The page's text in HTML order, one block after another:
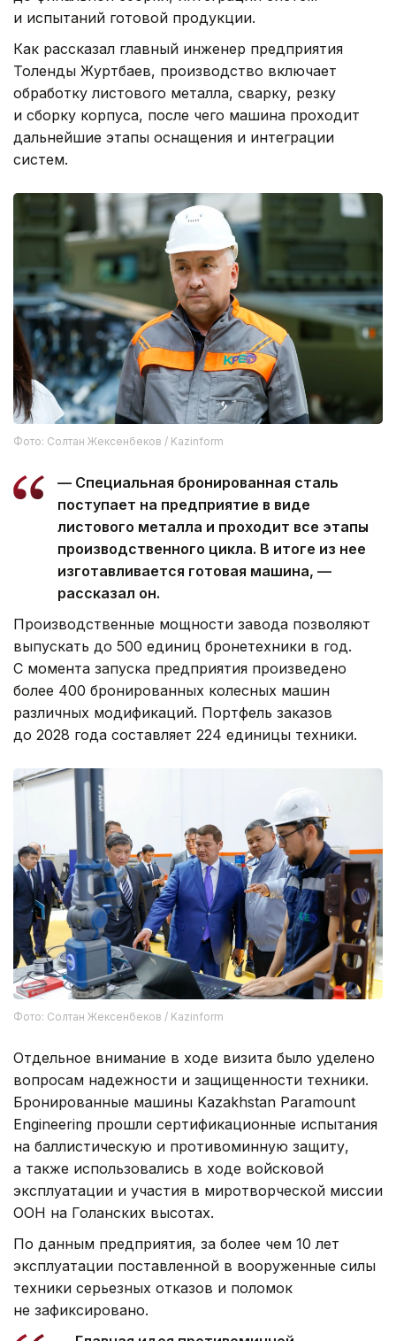
и испытаний готовой продукции.
Как рассказал главный инженер предприятия
Толенды Журтбаев, производство включает
обработку листового металла, сварку, резку
и сборку корпуса, после чего машина проходит
дальнейшие этапы оснащения и интеграции
систем.
Фото: Солтан Жексенбеков / Kazinform
— Специальная бронированная сталь
поступает на предприятие в виде
листового металла и проходит все этапы
производственного цикла. В итоге из нее
изготавливается готовая машина, —
рассказал он.
Производственные мощности завода позволяют
выпускать до 500 единиц бронетехники в год.
С момента запуска предприятия произведено
более 400 бронированных колесных машин
различных модификаций. Портфель заказов
до 2028 года составляет 224 единицы техники.
Фото: Солтан Жексенбеков / Kazinform
Отдельное внимание в ходе визита было уделено
вопросам надежности и защищенности техники.
Бронированные машины Kazakhstan Paramount
Engineering прошли сертификационные испытания
на баллистическую и противоминную защиту,
а также использовались в ходе войсковой
эксплуатации и участия в миротворческой миссии
ООН на Голанских высотах.
По данным предприятия, за более чем 10 лет
эксплуатации поставленной в вооруженные силы
техники серьезных отказов и поломок
не зафиксировано.